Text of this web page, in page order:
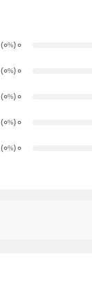
0
(0
%
)
0
(0
%
)
0
(0
%
)
0
(0
%
)
0
(0
%
)